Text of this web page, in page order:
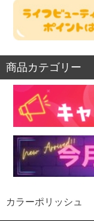
商品カテゴリー
カラーポリッシュ